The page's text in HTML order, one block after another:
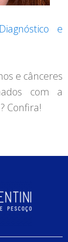
e
e cânceres
com a
Confira!